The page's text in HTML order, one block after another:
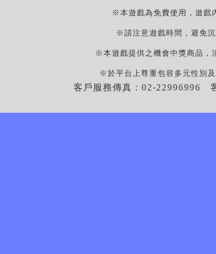
※本遊戲為免費使用，遊戲
※請注意遊戲時間，避免
※本遊戲提供之機會中獎商品，
※於平台上尊重包容多元性別
客戶服務傳真：02-22996996